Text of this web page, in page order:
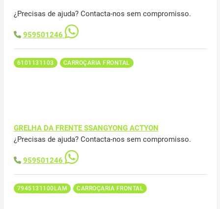
¿Precisas de ajuda? Contacta-nos sem compromisso.
959501246
6101131103 CARROÇARIA FRONTAL
GRELHA DA FRENTE SSANGYONG ACTYON
¿Precisas de ajuda? Contacta-nos sem compromisso.
959501246
7945131100LAM CARROÇARIA FRONTAL